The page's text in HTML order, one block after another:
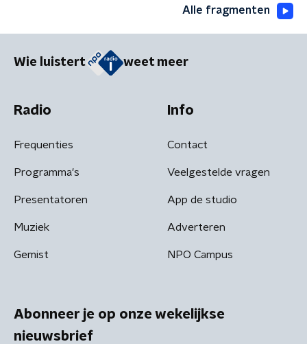
Alle fragmenten
Wie luistert weet meer
Radio
Frequenties
Programma's
Presentatoren
Muziek
Gemist
Info
Contact
Veelgestelde vragen
App de studio
Adverteren
NPO Campus
Abonneer je op onze wekelijkse
nieuwsbrief